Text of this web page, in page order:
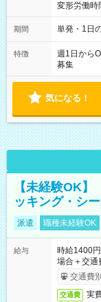
変形労働時間制
～21：00
期間 単発・1日
特徴
週1日から
募集
気になる！
【未経験OK
ッキング・シ
派遣 職種未経験OK
給与
時給1400
場合＋交通
交通費
交通費 実